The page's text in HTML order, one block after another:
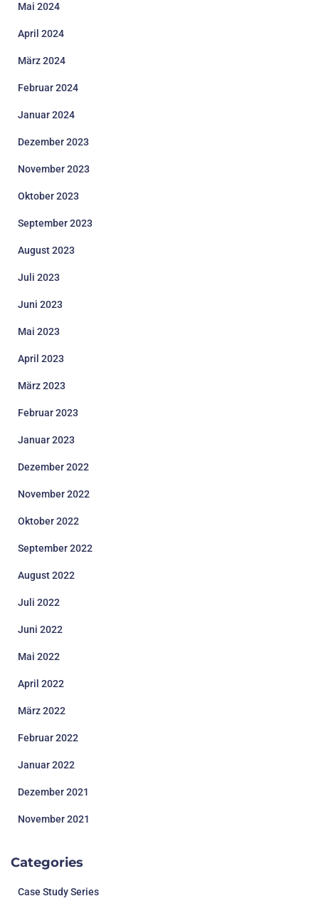
Mai 2024
April 2024
März 2024
Februar 2024
Januar 2024
Dezember 2023
November 2023
Oktober 2023
September 2023
August 2023
Juli 2023
Juni 2023
Mai 2023
April 2023
März 2023
Februar 2023
Januar 2023
Dezember 2022
November 2022
Oktober 2022
September 2022
August 2022
Juli 2022
Juni 2022
Mai 2022
April 2022
März 2022
Februar 2022
Januar 2022
Dezember 2021
November 2021
Categories
Case Study Series